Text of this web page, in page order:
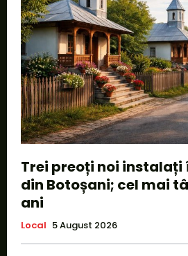
Trei preoți noi
din Botoșani; cel mai
ani
Local 5 August 2026